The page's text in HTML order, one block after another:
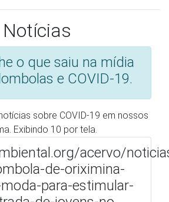
Exibindo 10 por tela.
acervo/
de-oriximina-
para-estimular-
de-jovens-no
as-em-0
quilombola do
Rio Doce está isolada
causa das chuvas